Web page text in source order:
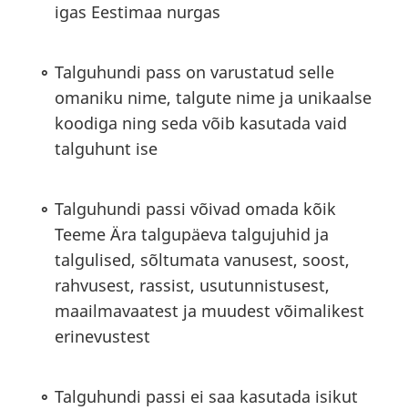
igas Eestimaa nurgas
Talguhundi pass on varustatud selle
omaniku nime, talgute nime ja unikaalse
koodiga ning seda võib kasutada vaid
talguhunt ise
Talguhundi passi võivad omada kõik
Teeme Ära talgupäeva talgujuhid ja
talgulised, sõltumata vanusest, soost,
rahvusest, rassist, usutunnistusest,
maailmavaatest ja muudest võimalikest
erinevustest
Talguhundi passi ei saa kasutada isikut